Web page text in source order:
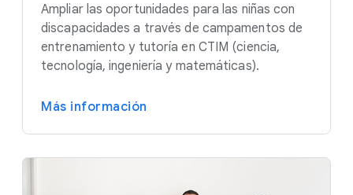
Ampliar las oportunidades para las niñas con
discapacidades a través de campamentos de
entrenamiento y tutoría en CTIM (ciencia,
tecnología, ingeniería y matemáticas).
Más información